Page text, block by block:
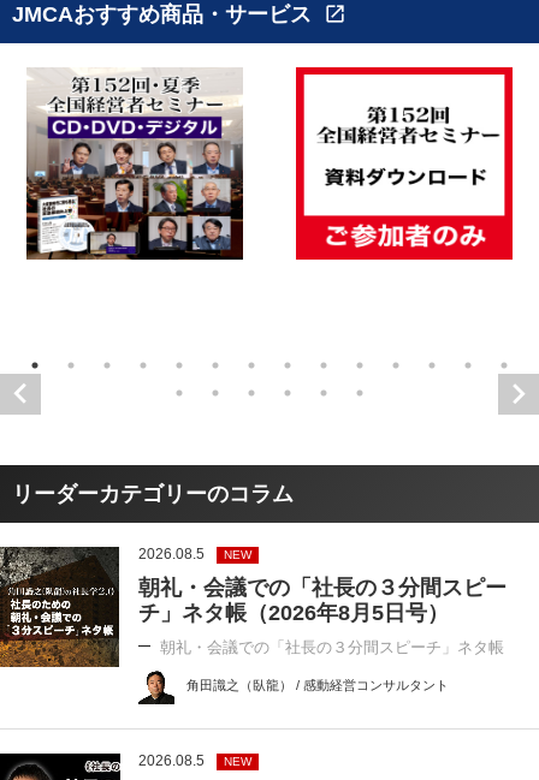
JMCAおすすめ商品・サービス open_in_new
リーダーカテゴリーのコラム
2026.08.5 NEW
朝礼・会議での「社長の３分間スピー
チ」ネタ帳（2026年8月5日号）
朝礼・会議での「社長の３分間スピーチ」ネタ帳
角田識之（臥龍） / 感動経営コンサルタント
2026.08.5 NEW